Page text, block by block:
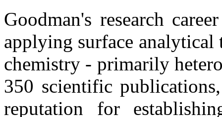
Goodman's research
applying surface analytical
chemistry - primarily
350 scientific
reputation for